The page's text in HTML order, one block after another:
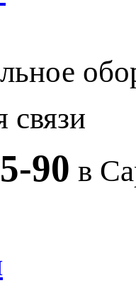
связи
90 в